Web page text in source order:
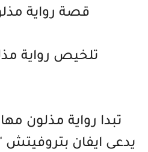
قصة رواية
تلخيص رواية
تبدا رواية مذلون
يدعى ايفان بتروفيتش